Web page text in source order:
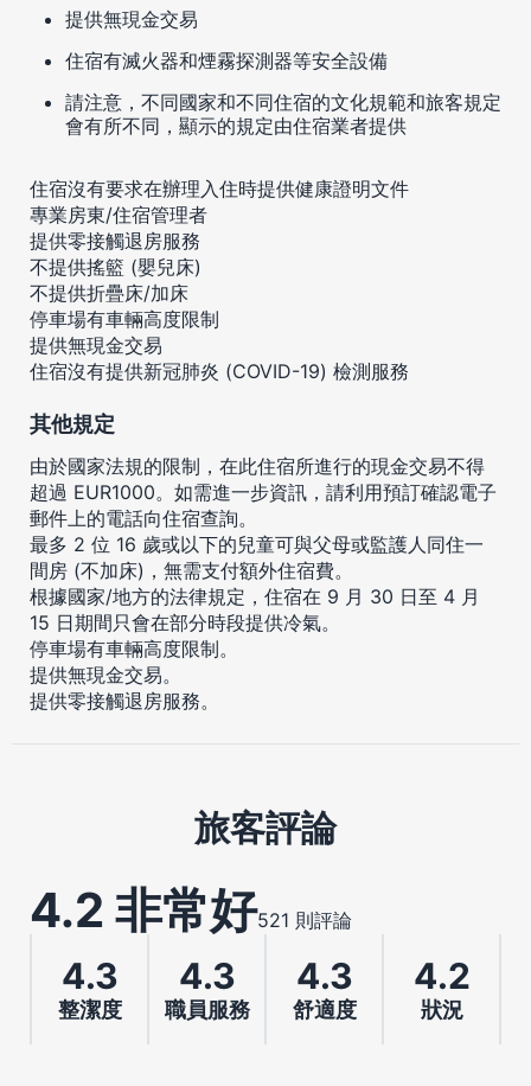
提供無現金交易
住宿有滅火器和煙霧探測器等安全設備
請注意，不同國家和不同住宿的文化規範和旅客規定
會有所不同，顯示的規定由住宿業者提供
住宿沒有要求在辦理入住時提供健康證明文件
專業房東/住宿管理者
提供零接觸退房服務
不提供搖籃 (嬰兒床)
不提供折疊床/加床
停車場有車輛高度限制
提供無現金交易
住宿沒有提供新冠肺炎 (COVID-19) 檢測服務
其他規定
由於國家法規的限制，在此住宿所進行的現金交易不得
超過 EUR1000。如需進一步資訊，請利用預訂確認電子
郵件上的電話向住宿查詢。
最多 2 位 16 歲或以下的兒童可與父母或監護人同住一
間房 (不加床)，無需支付額外住宿費。
根據國家/地方的法律規定，住宿在 9 月 30 日至 4 月
15 日期間只會在部分時段提供冷氣。
停車場有車輛高度限制。
提供無現金交易。
提供零接觸退房服務。
旅客評論
4.2 非常好521 則評論
4.3
整潔度
4.3
職員服務
4.3
舒適度
4.2
狀況